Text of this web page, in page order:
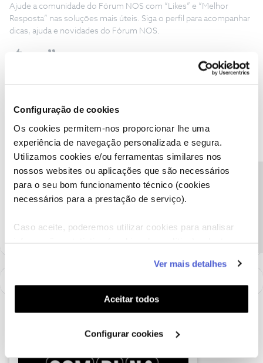
Configuração de cookies
Os cookies permitem-nos proporcionar lhe uma
experiência de navegação personalizada e segura.
Utilizamos cookies e/ou ferramentas similares nos
nossos websites ou aplicações que são necessários
para o seu bom funcionamento técnico (cookies
necessários para a prestação de serviço).
Caso aceite, poderemos utilizar cookies para analisar
funcionalidades (cookies de personalização e
funcionalidade) e adaptar anúncios aos seus interesses
(cookies de publicidade personalizada). Pode gerir a
utilização dos cookies clicando em "Configurar
Ver mais detalhes
Aceitar todos
Configurar cookies
Ajude a comunidade do Fórum NOS com “Likes” e “Melhor
Resposta” nas soluções mais úteis. Siga o perfil para acompanhar
dicas, ajuda e novidades do Fórum NOS.
Diga-nos, por favor, se apesar de não aparecer na App Cinemas
NOS se o cartão NOS está disponível para consulta na App NOS e
Área de Cliente em “Perfil” ou “Vantagens”.
Obrigado
Ajude a comunidade a encontrar informação relevante. Marque